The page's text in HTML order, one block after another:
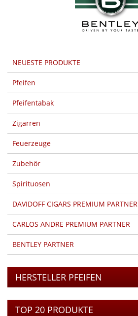
NEUESTE PRODUKTE
Pfeifen
Pfeifentabak
Zigarren
Feuerzeuge
Zubehör
Spirituosen
DAVIDOFF CIGARS PREMIUM PARTNER
CARLOS ANDRE PREMIUM PARTNER
BENTLEY PARTNER
HERSTELLER PFEIFEN
TOP 20 PRODUKTE